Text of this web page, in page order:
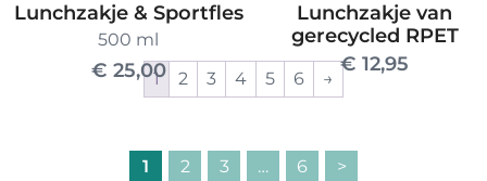
Lunchzakje & Sportfles
500 ml
€ 25,00
Lunchzakje van
gerecycled RPET
€ 12,95
1 2 3 4 5 6 →
1 2 3 … 6 >